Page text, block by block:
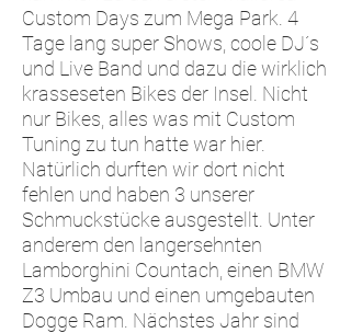
Custom Days zum Mega Park. 4
Tage lang super Shows, coole DJ´s
und Live Band und dazu die wirklich
krasseseten Bikes der Insel. Nicht
nur Bikes, alles was mit Custom
Tuning zu tun hatte war hier.
Natürlich durften wir dort nicht
fehlen und haben 3 unserer
Schmuckstücke ausgestellt. Unter
anderem den langersehnten
Lamborghini Countach, einen BMW
Z3 Umbau und einen umgebauten
Dogge Ram. Nächstes Jahr sind